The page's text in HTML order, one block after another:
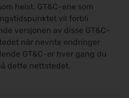
helst. GT&C-ene som
vil forbli
versjonen av disse GT&C-
når nevnte endringer
GT&C-er hver gang du
dette nettstedet.